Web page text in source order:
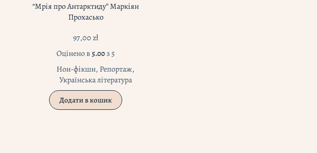
“Мрія про Антарктиду” Маркіян
Прохасько
97,00zł
Оцінено в5.00з 5
Нон-фікшн, Репортаж,
Українська література
Додати в кошик